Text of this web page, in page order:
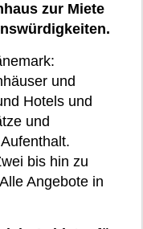
zur Miete
und
Hotels und
und
bis hin zu
Angebote in